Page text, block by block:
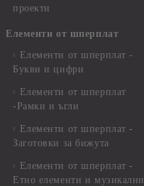
проекти
Елементи от шперплат
Елементи от шперплат -
Букви и цифри
Елементи от шперплат
-Рамки и ъгли
Елементи от шперплат -
Заготовки за бижута
Елементи от шперплат -
Етно елементи и музикални